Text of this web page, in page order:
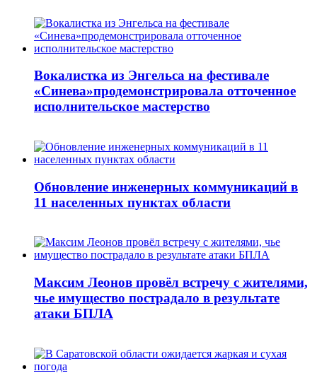
Вокалистка из Энгельса на фестивале
«Синева»продемонстрировала отточенное
исполнительское мастерство
Обновление инженерных коммуникаций в
11 населенных пунктах области
Максим Леонов провёл встречу с жителями,
чье имущество пострадало в результате
атаки БПЛА